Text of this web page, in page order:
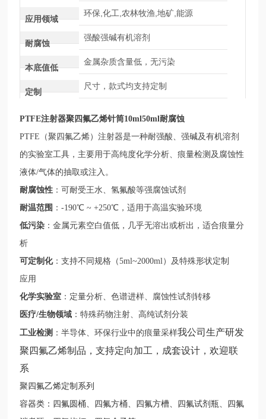
应用领域
环保,化工,农林牧渔,地矿,能源
耐腐蚀
强酸强碱有机溶剂
本底值低
金属杂质含量低，无污染
定制
尺寸，款式均支持定制
PTFE注射器聚四氟乙烯针筒10ml50ml耐腐蚀
PTFE（聚四氟乙烯）注射器是一种耐强酸、强碱及有机溶剂
的实验室工具，主要用于高纯度化学分析、痕量检测及腐蚀性
液体/气体的抽取或注入。
耐腐蚀性 ：可耐受王水、氢氟酸等强腐蚀试剂
耐温范围 ：-190℃ ~ +250℃，适用于高温实验环境
低污染 ：金属元素空白值低，几乎无溶出或析出，适合痕量分
析
可定制化：支持不同规格（5ml~2000ml）及特殊形状定制
应用
化学实验室 ：定量分析、色谱进样、腐蚀性试剂转移
医疗/生物领域 ：特殊药物注射、高纯试剂分装
工业检测 ：半导体、环保行业中的痕量采样我公司生产研发
聚四氟乙烯制品，支持定向加工，成套设计，欢迎联
系
聚四氟乙烯定制系列
容器类：四氟圆桶、四氟方桶、四氟方槽、四氟试剂瓶、四氟